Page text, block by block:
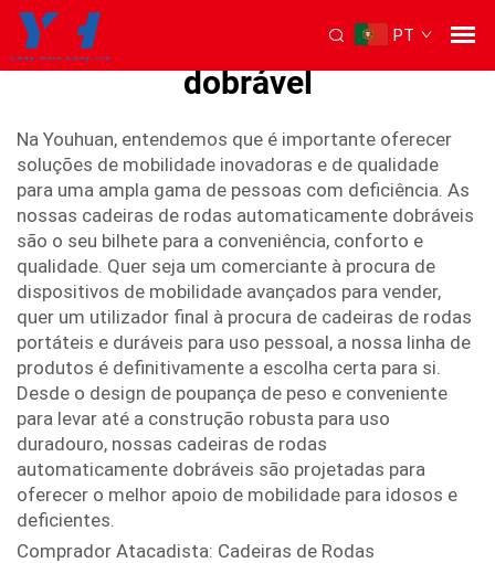
PT
cadeira de rodas automática
dobrável
Na Youhuan, entendemos que é importante oferecer
soluções de mobilidade inovadoras e de qualidade
para uma ampla gama de pessoas com deficiência. As
nossas cadeiras de rodas automaticamente dobráveis
são o seu bilhete para a conveniência, conforto e
qualidade. Quer seja um comerciante à procura de
dispositivos de mobilidade avançados para vender,
quer um utilizador final à procura de cadeiras de rodas
portáteis e duráveis para uso pessoal, a nossa linha de
produtos é definitivamente a escolha certa para si.
Desde o design de poupança de peso e conveniente
para levar até a construção robusta para uso
duradouro, nossas cadeiras de rodas
automaticamente dobráveis são projetadas para
oferecer o melhor apoio de mobilidade para idosos e
deficientes.
Comprador Atacadista: Cadeiras de Rodas